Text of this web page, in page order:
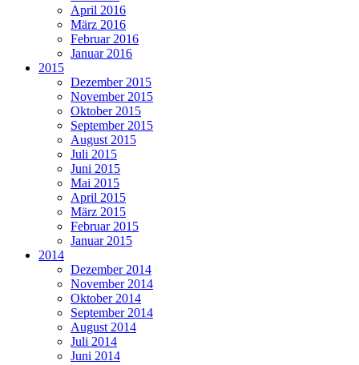
April 2016
März 2016
Februar 2016
Januar 2016
2015
Dezember 2015
November 2015
Oktober 2015
September 2015
August 2015
Juli 2015
Juni 2015
Mai 2015
April 2015
März 2015
Februar 2015
Januar 2015
2014
Dezember 2014
November 2014
Oktober 2014
September 2014
August 2014
Juli 2014
Juni 2014